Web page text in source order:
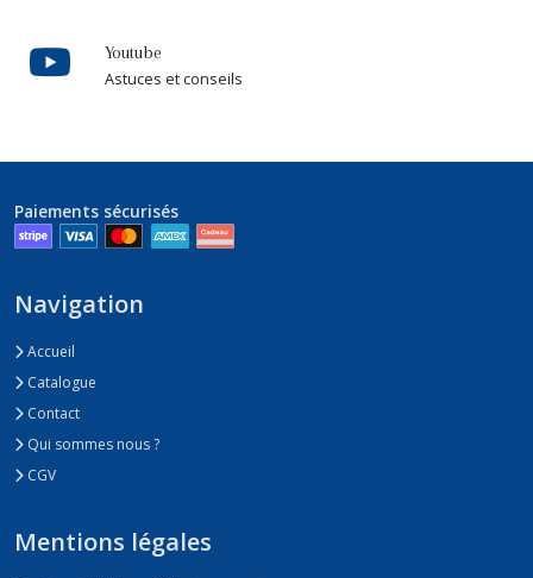
Youtube
Astuces et conseils
Paiements sécurisés
Navigation
Accueil
Catalogue
Contact
Qui sommes nous ?
CGV
Mentions légales